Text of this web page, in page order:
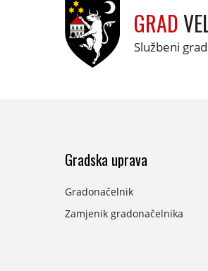
GRAD
Službeni
Gradska uprava
Gradonačelnik
Zamjenik gradonačelnika